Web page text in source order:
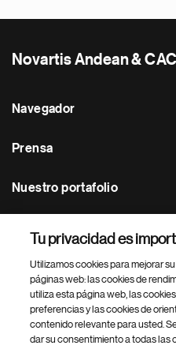
Novartis Andean &
Navegador
Prensa
Nuestro portafolio
Footer Site Search
Tu privacidad es
Utilizamos cookies para mejorar
páginas web: las cookies de
utiliza esta página web, las
preferencias y las cookies de
contenido relevante para usted.
dar su consentimiento a todas las